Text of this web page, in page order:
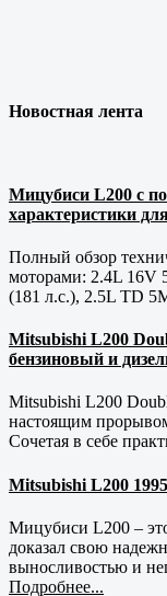
Новостная лента
Мицубиси L200 с
характеристики
Полный обзор
моторами: 2.4L 16V
(181 л.с.), 2.5L TD
Mitsubishi L200
бензиновый и
Mitsubishi L200
настоящим
Сочетая в себе
Mitsubishi L200
Мицубиси L200 –
доказал свою
выносливостью и
Подробнее...